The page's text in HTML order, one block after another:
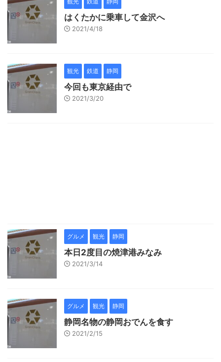
はくたかに乗車して金沢へ
2021/4/18
観光 鉄道 静岡
今回も東京経由で
2021/3/20
グルメ 観光 静岡
本日2度目の焼津港みなみ
2021/3/14
グルメ 観光 静岡
静岡名物の静岡おでんを食す
2021/2/15